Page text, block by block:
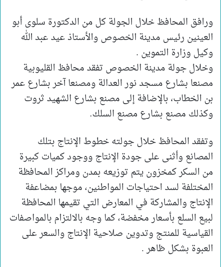
ورافق المحافظ خلال الجولة كل من الدكتورة سلوى أبو
العينين رئيس مدينة الخصوص والأستاذ عيد عبد الله
وكيل وزارة التموين .
وخلال جولة مدينة الخصوص تفقد محافظ القليوبية
مصنعا بشارع مسجد نور العدالة ومصنعا آخر بشارع عمر
بن الخطاب، بالإضافة إلى مصنع بشارع الشهيد ثروت
وكذلك مصنع بشارع مصنع السلك.
وتفقد المحافظ خلال جولته خطوط الإنتاج بتلك
المصانع وأثنى على جودة الإنتاج ووجود كميات كبيرة
من السكر كمخزون يتم توزيعه بمدن ومراكز المحافظة
المختلفة لسد احتياجات المواطنين، موجها بمضاعفة
الإنتاج والمشاركة في المعارض التي تقيمها المحافظة
لبيع السلع بأسعار مخفضة، كما وجه بالالتزام بالمواصفات
القياسية للمنتج وتدوين صلاحية الإنتاج والسعر على
العبوة بشكل ظاهر .